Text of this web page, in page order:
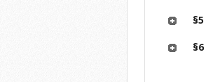
§5
§6